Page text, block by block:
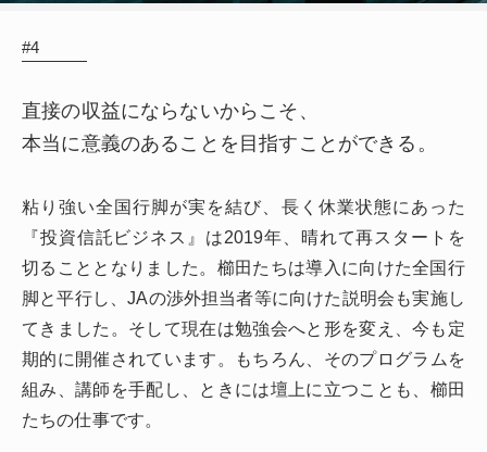
#4
直接の収益にならないからこそ、
本当に意義のあることを目指すことができる。
粘り強い全国行脚が実を結び、長く休業状態にあった
『投資信託ビジネス』は2019年、晴れて再スタートを
切ることとなりました。櫛田たちは導入に向けた全国行
脚と平行し、JAの渉外担当者等に向けた説明会も実施し
てきました。そして現在は勉強会へと形を変え、今も定
期的に開催されています。もちろん、そのプログラムを
組み、講師を手配し、ときには壇上に立つことも、櫛田
たちの仕事です。